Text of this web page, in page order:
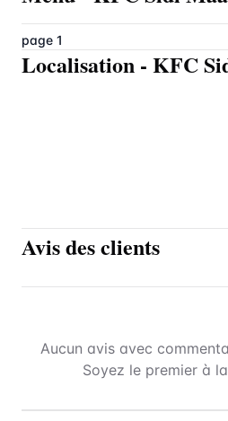
page 1
Localisation - KFC
Avis des clients
Aucun avis avec
Soyez le premier à